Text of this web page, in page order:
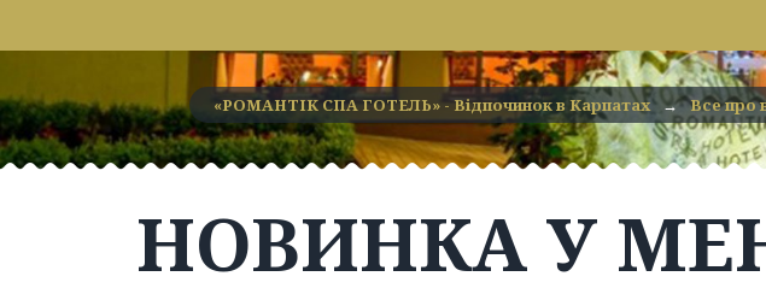
«РОМАНТІК СПА ГОТЕЛЬ» - Відпочинок в Карпатах → Все про
НОВИНКА У